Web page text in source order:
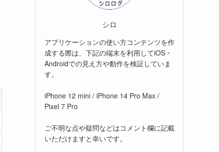
シロ
アプリケーションの使い方コンテンツを作
成する際は、下記の端末を利用してiOS・
Androidでの見え方や動作を検証していま
す。
iPhone 12 mini / iPhone 14 Pro Max /
Pixel 7 Pro
ご不明な点や疑問などはコメント欄に記載
いただけますと幸いです。